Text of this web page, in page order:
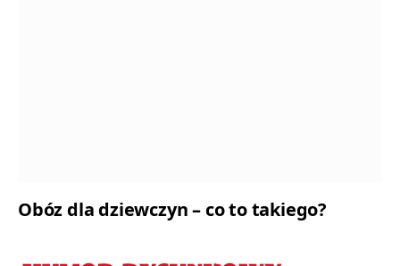
Obóz dla dziewczyn – co to takiego?